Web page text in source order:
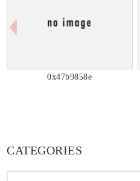
0x47b9858e
CATEGORIES